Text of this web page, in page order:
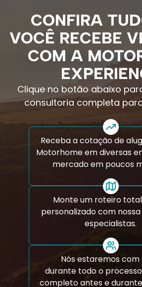
CONFIRA
VOCÊ RECEBE
COM A
Clique no botão abaixo
consultoria completa
Receba a cotação de
Motorhome em diversas
mercado em poucos
Monte um roteiro
personalizado com
especialistas.
Nós estaremos
durante todo o
completo antes e